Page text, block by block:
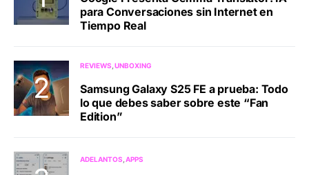
para Conversaciones sin Internet en
Tiempo Real
REVIEWS UNBOXING
Samsung Galaxy S25 FE a prueba: Todo
lo que debes saber sobre este “Fan
Edition”
ADELANTOS APPS